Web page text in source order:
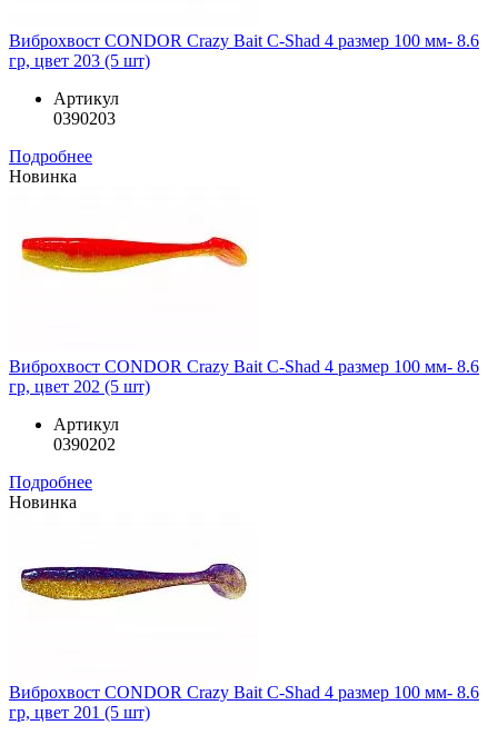
Виброхвост CONDOR Crazy Bait C-Shad 4 размер 100 мм- 8.6
гр, цвет 203 (5 шт)
Артикул
0390203
Подробнее
Новинка
Виброхвост CONDOR Crazy Bait C-Shad 4 размер 100 мм- 8.6
гр, цвет 202 (5 шт)
Артикул
0390202
Подробнее
Новинка
Виброхвост CONDOR Crazy Bait C-Shad 4 размер 100 мм- 8.6
гр, цвет 201 (5 шт)